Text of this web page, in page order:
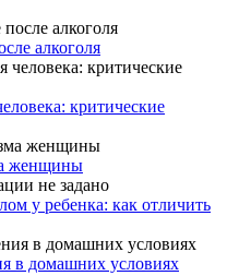
алкоголя
критические
женщины
у ребенка: как отличить
в домашних условиях